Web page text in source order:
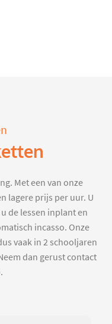
Met een van onze
lagere prijs per uur. U
de lessen inplant en
incasso. Onze
vaak in 2 schooljaren
dan gerust contact